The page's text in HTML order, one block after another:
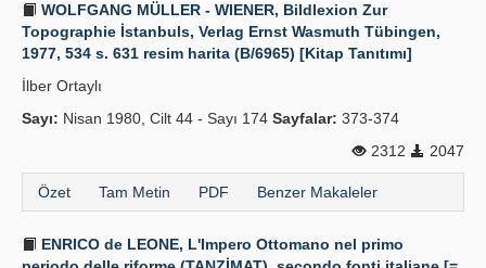
WOLFGANG MÜLLER - WIENER, Bildlexion Zur
Topographie İstanbuls, Verlag Ernst Wasmuth Tübingen,
1977, 534 s. 631 resim harita (B/6965) [Kitap Tanıtımı]
İlber Ortaylı
Sayı: Nisan 1980, Cilt 44 - Sayı 174 Sayfalar: 373-374
2312
2047
Özet Tam Metin PDF Benzer Makaleler
ENRICO de LEONE, L'Impero Ottomano nel primo